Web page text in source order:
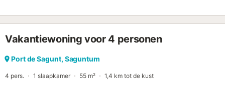
unieke ecosysteem te behouden. Al 44 jaar trotseren de 13
kustherstelproject het strand uit 1960 terug: zand uit de zeebodem
zee boden. De privéruimte van 50 m² heeft een woonkamer met
kiest voor n...
Vakantiewoning voor 4 personen
Port de Sagunt, Saguntum
4 pers. 1 slaapkamer 55 m² 1,4 km tot de kust